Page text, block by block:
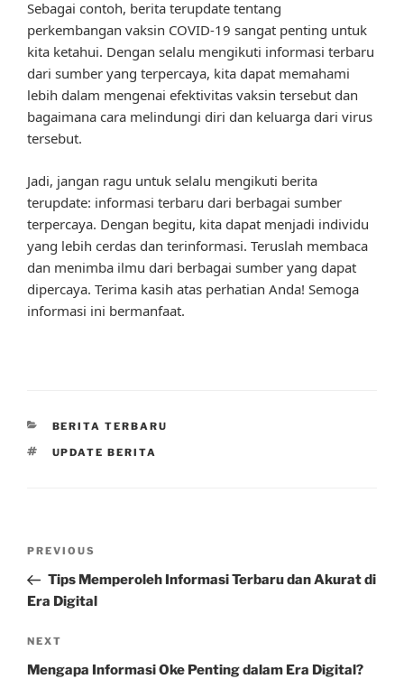
Sebagai contoh, berita terupdate tentang
perkembangan vaksin COVID-19 sangat penting untuk
kita ketahui. Dengan selalu mengikuti informasi terbaru
dari sumber yang terpercaya, kita dapat memahami
lebih dalam mengenai efektivitas vaksin tersebut dan
bagaimana cara melindungi diri dan keluarga dari virus
tersebut.
Jadi, jangan ragu untuk selalu mengikuti berita
terupdate: informasi terbaru dari berbagai sumber
terpercaya. Dengan begitu, kita dapat menjadi individu
yang lebih cerdas dan terinformasi. Teruslah membaca
dan menimba ilmu dari berbagai sumber yang dapat
dipercaya. Terima kasih atas perhatian Anda! Semoga
informasi ini bermanfaat.
CATEGORIES
BERITA TERBARU
TAGS
UPDATE BERITA
Previous
Post
PREVIOUS
Tips Memperoleh Informasi Terbaru dan Akurat di
Era Digital
Next
Post
NEXT
Mengapa Informasi Oke Penting dalam Era Digital?